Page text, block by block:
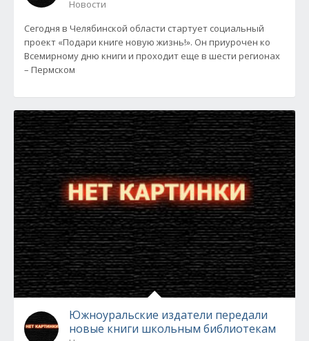
Новости
Сегодня в Челябинской области стартует социальный
проект «Подари книге новую жизнь!». Он приурочен ко
Всемирному дню книги и проходит еще в шести регионах
– Пермском
Южноуральские издатели передали
новые книги школьным библиотекам